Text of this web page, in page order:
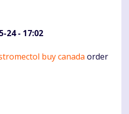
24 - 17:02
buy canada order